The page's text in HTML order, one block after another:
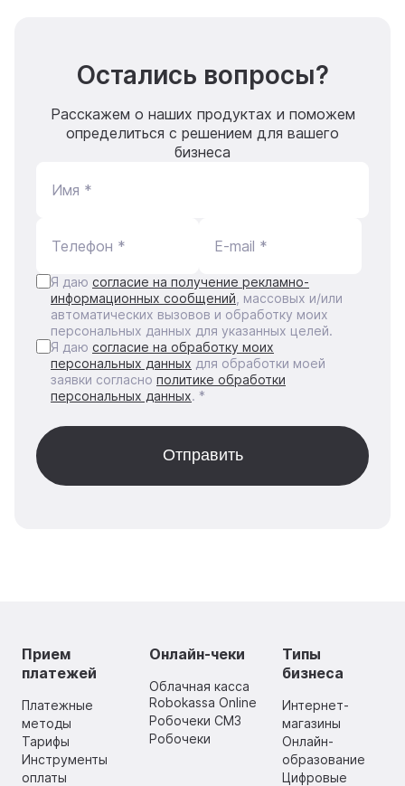
Остались вопросы?
Расскажем о наших продуктах и поможем
определиться с решением для вашего
бизнеса
Имя *
Телефон * E-mail *
Я даю согласие на получение рекламно-
информационных сообщений , массовых и/или
автоматических вызовов и обработку моих
персональных данных для указанных целей.
Я даю согласие на обработку моих
персональных данных для обработки моей
заявки согласно политике обработки
персональных данных. *
Прием
платежей
Платежные
методы
Тарифы
Инструменты
оплаты
Онлайн-чеки
Облачная касса
Robokassa Online
Робочеки СМЗ
Робочеки
Типы
бизнеса
Интернет-
магазины
Онлайн-
образование
Цифровые